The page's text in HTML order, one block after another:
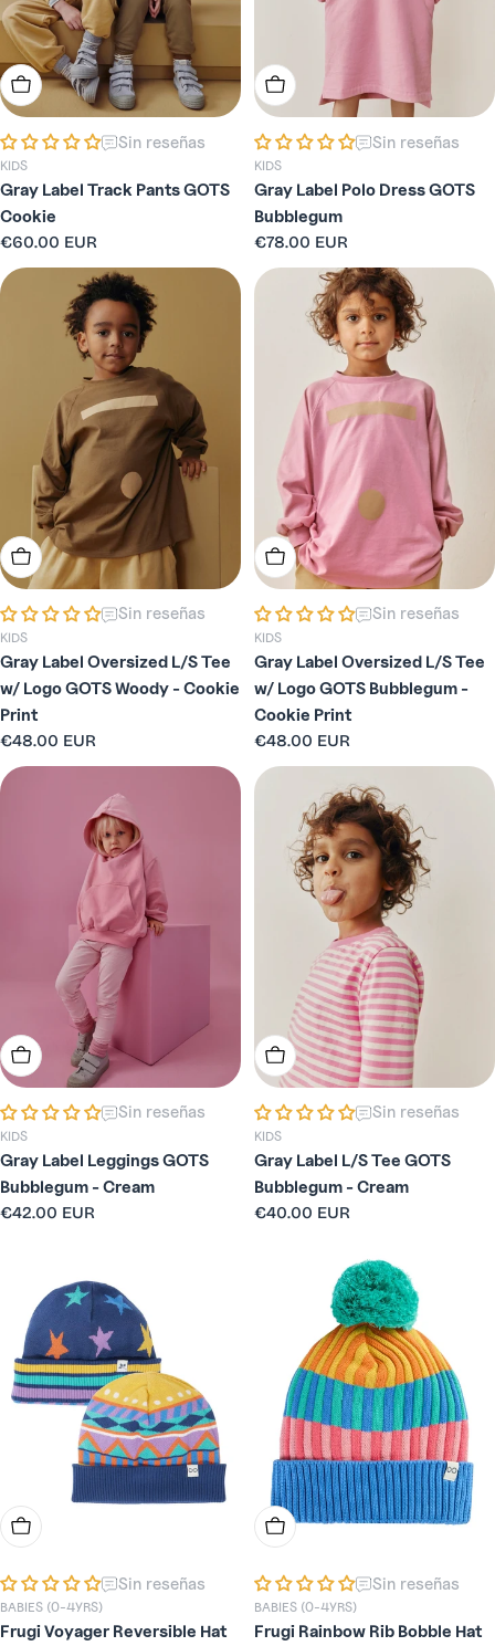
ó
n
:
Elige Opciones
Sin reseñas
KIDS
Gray Label Track Pants GOTS
Cookie
Precio
habitual
€60.00 EUR
Elige Opciones
Sin reseñas
KIDS
Gray Label Polo Dress GOTS
Bubblegum
Precio
habitual
€78.00 EUR
Elige Opciones
Sin reseñas
KIDS
Gray Label Oversized L/S Tee
w/ Logo GOTS Woody - Cookie
Print
Precio
habitual
€48.00 EUR
Elige Opciones
Sin reseñas
KIDS
Gray Label Oversized L/S Tee
w/ Logo GOTS Bubblegum -
Cookie Print
Precio
habitual
€48.00 EUR
Elige Opciones
Sin reseñas
KIDS
Gray Label Leggings GOTS
Bubblegum - Cream
Precio
€42.00 EUR
Elige Opciones
Sin reseñas
KIDS
Gray Label L/S Tee GOTS
Bubblegum - Cream
Precio
€40.00 EUR
Añadir A La Cesta
Sin reseñas
BABIES (0-4YRS)
Frugi Voyager Reversible Hat
Añadir A La Cesta
Sin reseñas
BABIES (0-4YRS)
Frugi Rainbow Rib Bobble Hat